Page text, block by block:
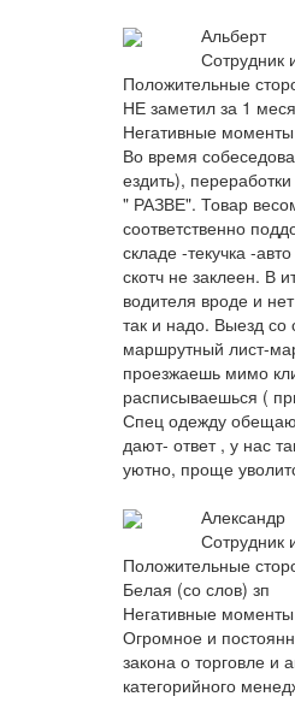
Альберт
Сотрудник
Положительные
НЕ заметил за 1
Негативные моменты
Во время
ездить),
" РАЗВЕ". Товар
соответственно
складе -текучка -
скотч не заклеен. В
водителя вроде и
так и надо. Выезд со
маршрутный лист-
проезжаешь мимо
расписываешься (
Спец одежду
дают- ответ , у нас
уютно, проще
Александр
Сотрудник
Положительные
Белая (со слов) зп
Негативные моменты
Огромное и
закона о торговле и
категорийного